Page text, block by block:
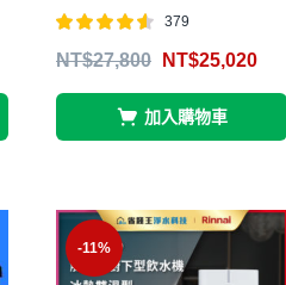
評分4.55
滿分 5
379
NT$27,800 NT$25,020
加入購物車
-11%